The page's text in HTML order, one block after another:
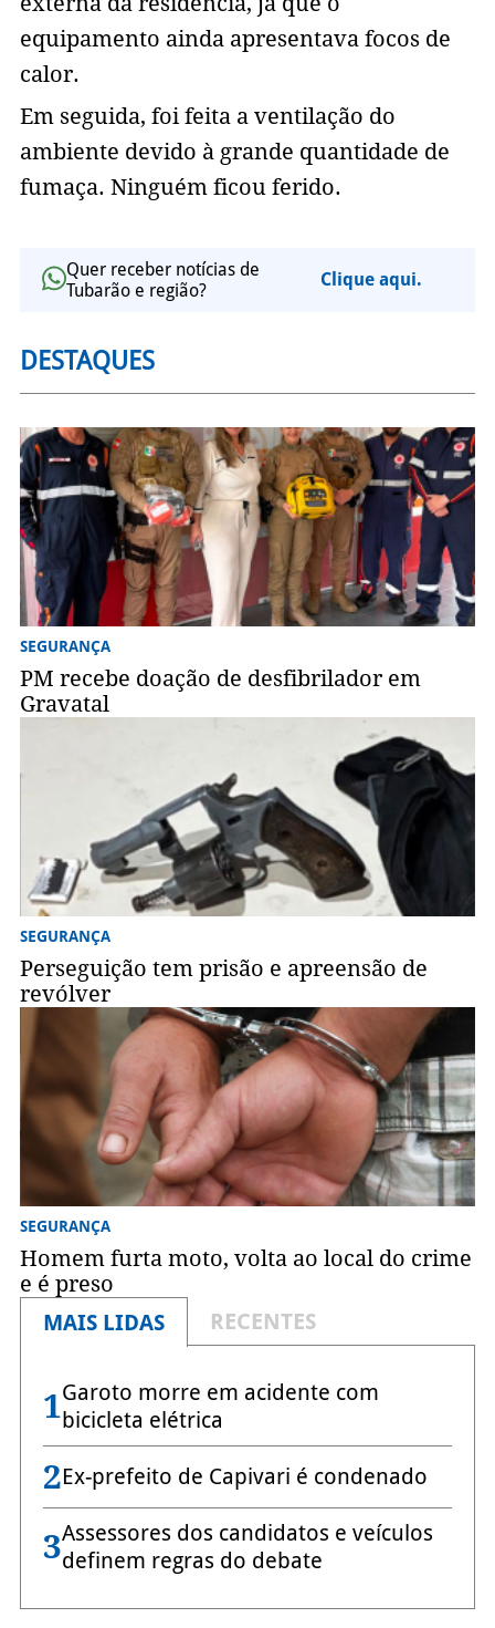
equipamento ainda apresentava focos de
calor.
Em seguida, foi feita a ventilação do
ambiente devido à grande quantidade de
fumaça. Ninguém ficou ferido.
Quer receber notícias de
Tubarão e região?
Clique aqui.
DESTAQUES
SEGURANÇA
PM recebe doação de desfibrilador em
Gravatal
SEGURANÇA
Perseguição tem prisão e apreensão de
revólver
SEGURANÇA
Homem furta moto, volta ao local do crime
e é preso
MAIS LIDAS
RECENTES
1Garoto morre em acidente com
bicicleta elétrica
2Ex-prefeito de Capivari é condenado
3Assessores dos candidatos e veículos
definem regras do debate